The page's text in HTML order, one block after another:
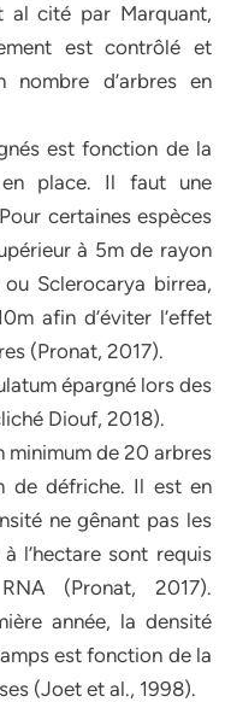
al cité par Marquant,
est contrôlé et
nombre d’arbres en
est fonction de la
en place. Il faut une
certaines espèces
à 5m de rayon
Sclerocarya birrea,
afin d’éviter l’effet
(Pronat, 2017).
épargné lors des
Diouf, 2018).
minimum de 20 arbres
de défriche. Il est en
ne gênant pas les
l’hectare sont requis
(Pronat, 2017).
année, la densité
est fonction de la
(Joet et al., 1998).